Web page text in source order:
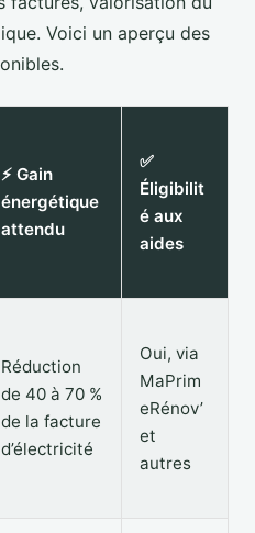
Voici un aperçu des
⚡ Gain
énergétique
attendu
✅
Éligibilit
é aux
aides
Réduction
de 40 à 70 %
de la facture
d’électricité
Oui, via
MaPrim
eRénov’
et
autres